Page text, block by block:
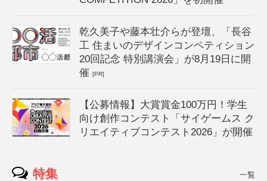
乾久美子や藤本壮介らが登壇、「長谷
工 住まいのデザインコンペティション
20回記念 特別講演会」が8月19日に開
催[PR]
【公募情報】大賞賞金100万円！学生
向け創作コンテスト「サイゲームス ク
リエイティブコンテスト2026」が開催
特集 一覧